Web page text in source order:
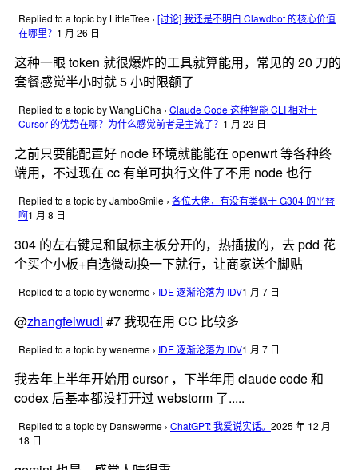
Replied to a topic by LittleTree › [讨论] 我还是不明白 Clawdbot 的核心价值
在哪里？ 1 月 26 日
这种一眼 token 就很爆炸的工具就算能用，常见的 20 刀的
套餐感觉半小时就 5 小时限额了
Replied to a topic by WangLiCha › Claude Code 这种智能 CLI 相对于
Cursor 的优势在哪？为什么感觉前者是主流了？ 1 月 23 日
之前只要能配置好 node 环境就能能在 openwrt 等各种终
端用，不过现在 cc 有单可执行文件了不用 node 也行
Replied to a topic by JamboSmile › 各位大佬，有没有类似于 G304 的平替
啊1 月 8 日
304 的左右键是和鼠标主板分开的，热插拔的，去 pdd 花
个买个小板+自选微动换一下就行，让商家送个脚贴
Replied to a topic by wenerme › IDE 逐渐沦落为 IDV1 月 7 日
@zhangfeiwudi #7 我现在用 CC 比较多
Replied to a topic by wenerme › IDE 逐渐沦落为 IDV1 月 7 日
我去年上半年开始用 cursor ，下半年用 claude code 和
codex 后基本都没打开过 webstorm 了.....
Replied to a topic by Danswerme › ChatGPT: 我爱说实话。 2025 年 12 月
18 日